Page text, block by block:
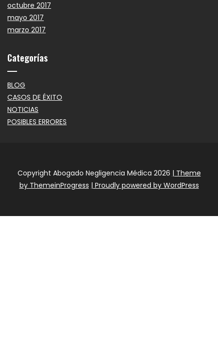
octubre 2017
mayo 2017
marzo 2017
Categorías
BLOG
CASOS DE ÉXITO
NOTICIAS
POSIBLES ERRORES
Copyright Abogado Negligencia Médica 2026 | Theme
by ThemeinProgress | Proudly powered by WordPress